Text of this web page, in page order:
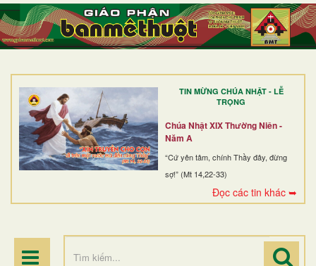
TIN MỪNG CHÚA NHẬT - LỄ
TRỌNG
Chúa Nhật XIX Thường Niên -
Năm A
“Cứ yên tâm, chính Thầy đây, đừng
sợ!” (Mt 14,22-33)
Đọc các tin khác ➥
TRANG NHẤT
GIỚI THIỆU
DÒNG TU
BAN MỤC VỤ
ĐOÀN THỂ CG
ĐIỂM HÀNH HƯƠNG